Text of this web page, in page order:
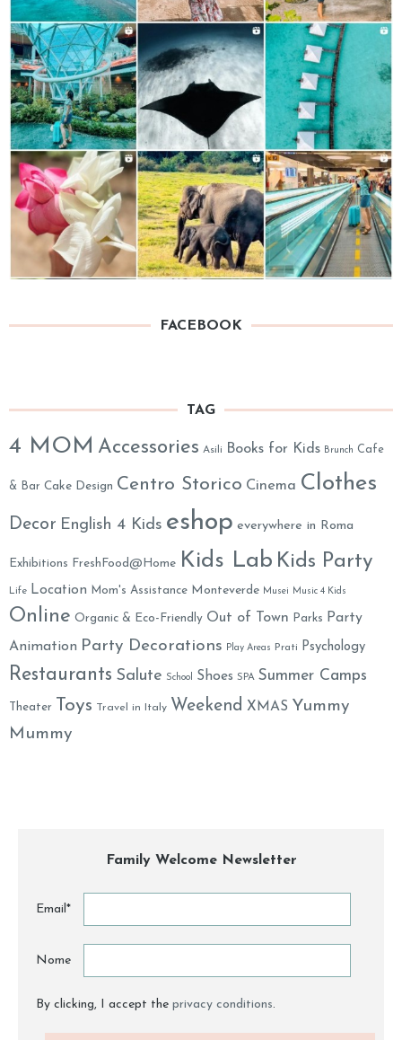
FACEBOOK
TAG
4 MOM Accessories Asili Books for Kids Brunch Cafe
& Bar Cake Design Centro Storico Cinema Clothes
Decor English 4 Kids eshop everywhere in Roma
Exhibitions FreshFood@Home Kids Lab Kids Party
Life Location Mom's Assistance Monteverde Musei Music 4 Kids
Online Organic & Eco-Friendly Out of Town Parks Party
Animation Party Decorations Play Areas Prati Psychology
Restaurants Salute School Shoes SPA Summer Camps
Theater Toys Travel in Italy Weekend XMAS Yummy
Mummy
Family Welcome Newsletter
Email*
Nome
By clicking, I accept the privacy conditions.